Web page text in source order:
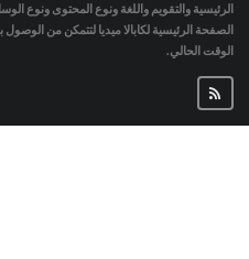
الرئيسية والتقويم واللغة ونوع المحتوى ونوع
الصفحة الرئيسية لكابالا ميديا لتتمكن من
الوقت الحالي.